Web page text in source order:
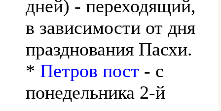
дней) - переходящий,
в зависимости от дня
празднования Пасхи.
* Петров пост - с
понедельника 2-й